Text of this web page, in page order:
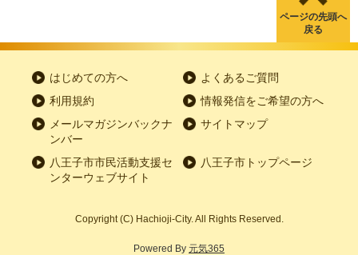
ページの先頭へ
戻る
はじめての方へ
よくあるご質問
利用規約
情報発信をご希望の方へ
メールマガジンバックナ
ンバー
サイトマップ
八王子市市民活動支援セ
ンターウェブサイト
八王子市トップページ
Copyright (C) Hachioji-City. All Rights Reserved.
Powered By 元気365